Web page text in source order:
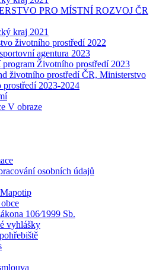
PRO MÍSTNÍ ROZVOJ ČR
kraj 2021
životního prostředí 2022
agentura 2023
program Životního prostředí 2023
životního prostředí ČR, Ministerstvo
prostředí 2023-2024
V obraze
osobních údajů
106⁄1999 Sb.
vyhlášky